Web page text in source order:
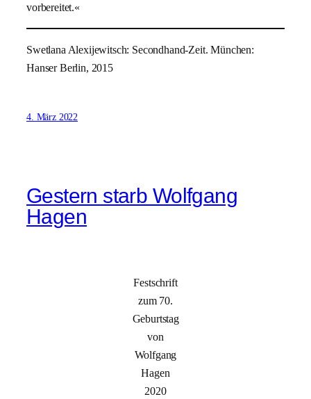
vorbereitet.«
Swetlana Alexijewitsch: Secondhand-Zeit. München:
Hanser Berlin, 2015
4. März 2022
Gestern starb Wolfgang
Hagen
Festschrift
zum 70.
Geburtstag
von
Wolfgang
Hagen
2020